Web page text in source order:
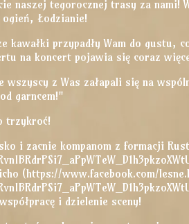
naszej tegorocznej trasy za nami!
Łodzianie!
kawałki przypadły Wam do gustu,
na koncert pojawia się coraz
wszyscy z Was załapali się na
garncem!"
trzykroć!
i zacnie kompanom z formacji
(https://www.facebook.com/
i dzielenie sceny!